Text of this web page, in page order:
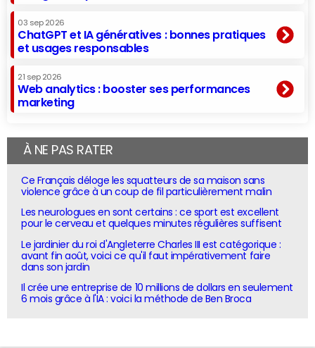
03 sep 2026
ChatGPT et IA génératives : bonnes pratiques
et usages responsables
21 sep 2026
Web analytics : booster ses performances
marketing
À NE PAS RATER
Ce Français déloge les squatteurs de sa maison sans
violence grâce à un coup de fil particulièrement malin
Les neurologues en sont certains : ce sport est excellent
pour le cerveau et quelques minutes régulières suffisent
Le jardinier du roi d'Angleterre Charles III est catégorique :
avant fin août, voici ce qu'il faut impérativement faire
dans son jardin
Il crée une entreprise de 10 millions de dollars en seulement
6 mois grâce à l'IA : voici la méthode de Ben Broca